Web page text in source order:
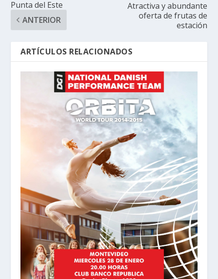
Punta del Este
ANTERIOR
Atractiva y abundante
oferta de frutas de
estación
ARTÍCULOS RELACIONADOS